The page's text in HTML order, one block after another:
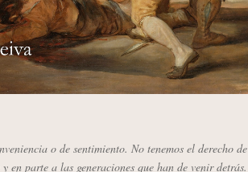
o de sentimiento. No tenemos el derecho de
en parte a las generaciones que han de venir detrás.